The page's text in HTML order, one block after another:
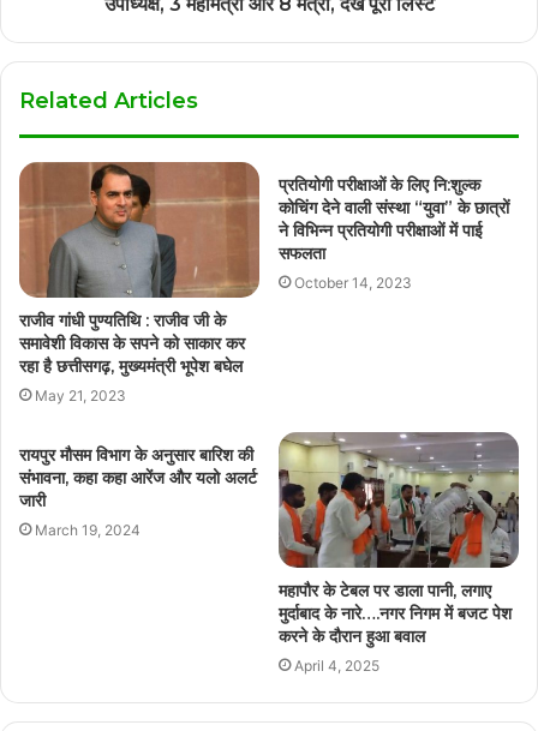
Related Articles
राजीव गांधी पुण्यतिथि : राजीव जी के
समावेशी विकास के सपने को साकार कर
रहा है छत्तीसगढ़, मुख्यमंत्री भूपेश बघेल
May 21, 2023
प्रतियोगी परीक्षाओं के लिए नि:शुल्क
कोचिंग देने वाली संस्था “युवा” के छात्रों
ने विभिन्न प्रतियोगी परीक्षाओं में पाई
सफलता
October 14, 2023
रायपुर मौसम विभाग के अनुसार बारिश की
संभावना, कहा कहा आरेंज और यलो अलर्ट
जारी
March 19, 2024
महापौर के टेबल पर डाला पानी, लगाए
मुर्दाबाद के नारे….नगर निगम में बजट पेश
करने के दौरान हुआ बवाल
April 4, 2025